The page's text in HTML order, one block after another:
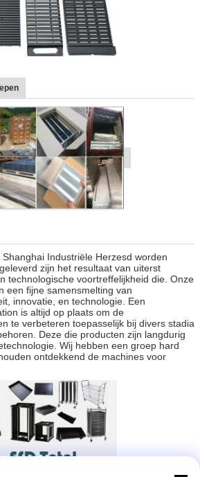
Industriële Herzesd worden
zijn het resultaat van uiterst
technologische voortreffelijkheid die. Onze
een fijne samensmelting van
innovatie, en technologie. Een
is altijd op plaats om de
te verbeteren toepasselijk bij divers stadia
Deze die producten zijn langdurig
Wij hebben een groep hard
ontdekkend de machines voor